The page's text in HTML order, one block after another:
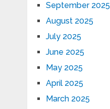
September 2025
August 2025
July 2025
June 2025
May 2025
April 2025
March 2025